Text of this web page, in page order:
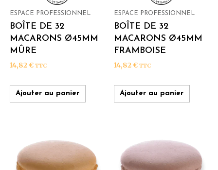
ESPACE PROFESSIONNEL
BOÎTE DE 32
MACARONS Ø45MM
MÛRE
14,82 € TTC
Ajouter au panier
ESPACE PROFESSIONNEL
BOÎTE DE 32
MACARONS Ø45MM
FRAMBOISE
14,82 € TTC
Ajouter au panier